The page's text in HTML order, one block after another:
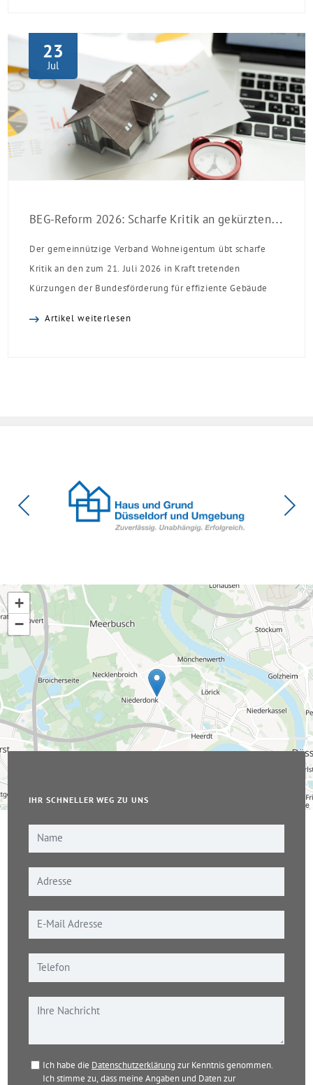
23
Jul
BEG-Reform 2026: Scharfe Kritik an gekürzten Sanierungsförderungen
Der gemeinnützige Verband Wohneigentum übt scharfe
Kritik an den zum 21. Juli 2026 in Kraft tretenden
Kürzungen der Bundesförderung für effiziente Gebäude
Artikel weiterlesen
+
−
© OpenStreetMap-Mitwirkende
IHR SCHNELLER WEG ZU UNS
Ich habe die Datenschutzerklärung zur Kenntnis genommen.
Ich stimme zu, dass meine Angaben und Daten zur